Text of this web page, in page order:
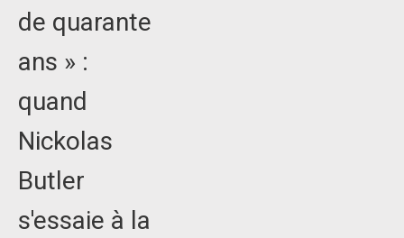
de quarante
ans » :
quand
Nickolas
Butler
s'essaie à la